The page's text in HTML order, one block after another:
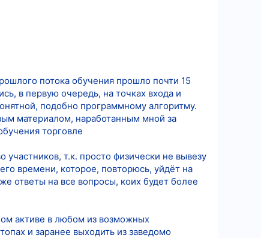
потока обучения прошло почти 15
в первую очередь, на точках входа и
подобно программному алгоритму.
материалом, наработанным мной за
торговле
т.к. просто физически не вывезу
времени, которое, повторюсь, уйдёт на
ответы на все вопросы, коих будет более
активе в любом из возможных
и заранее выходить из заведомо